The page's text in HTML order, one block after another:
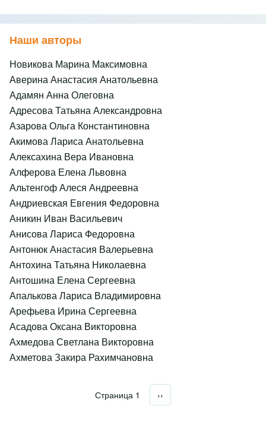
Наши авторы
Новикова Марина Максимовна
Аверина Анастасия Анатольевна
Адамян Анна Олеговна
Адресова Татьяна Александровна
Азарова Ольга Константиновна
Акимова Лариса Анатольевна
Алексахина Вера Ивановна
Алферова Елена Львовна
Альтенгоф Алеся Андреевна
Андриевская Евгения Федоровна
Аникин Иван Васильевич
Анисова Лариса Федоровна
Антонюк Анастасия Валерьевна
Антохина Татьяна Николаевна
Антошина Елена Сергеевна
Апалькова Лариса Владимировна
Арефьева Ирина Сергеевна
Асадова Оксана Викторовна
Ахмедова Светлана Викторовна
Ахметова Закира Рахимчановна
Нумерация страниц
Страница 1 Следующая страница
››